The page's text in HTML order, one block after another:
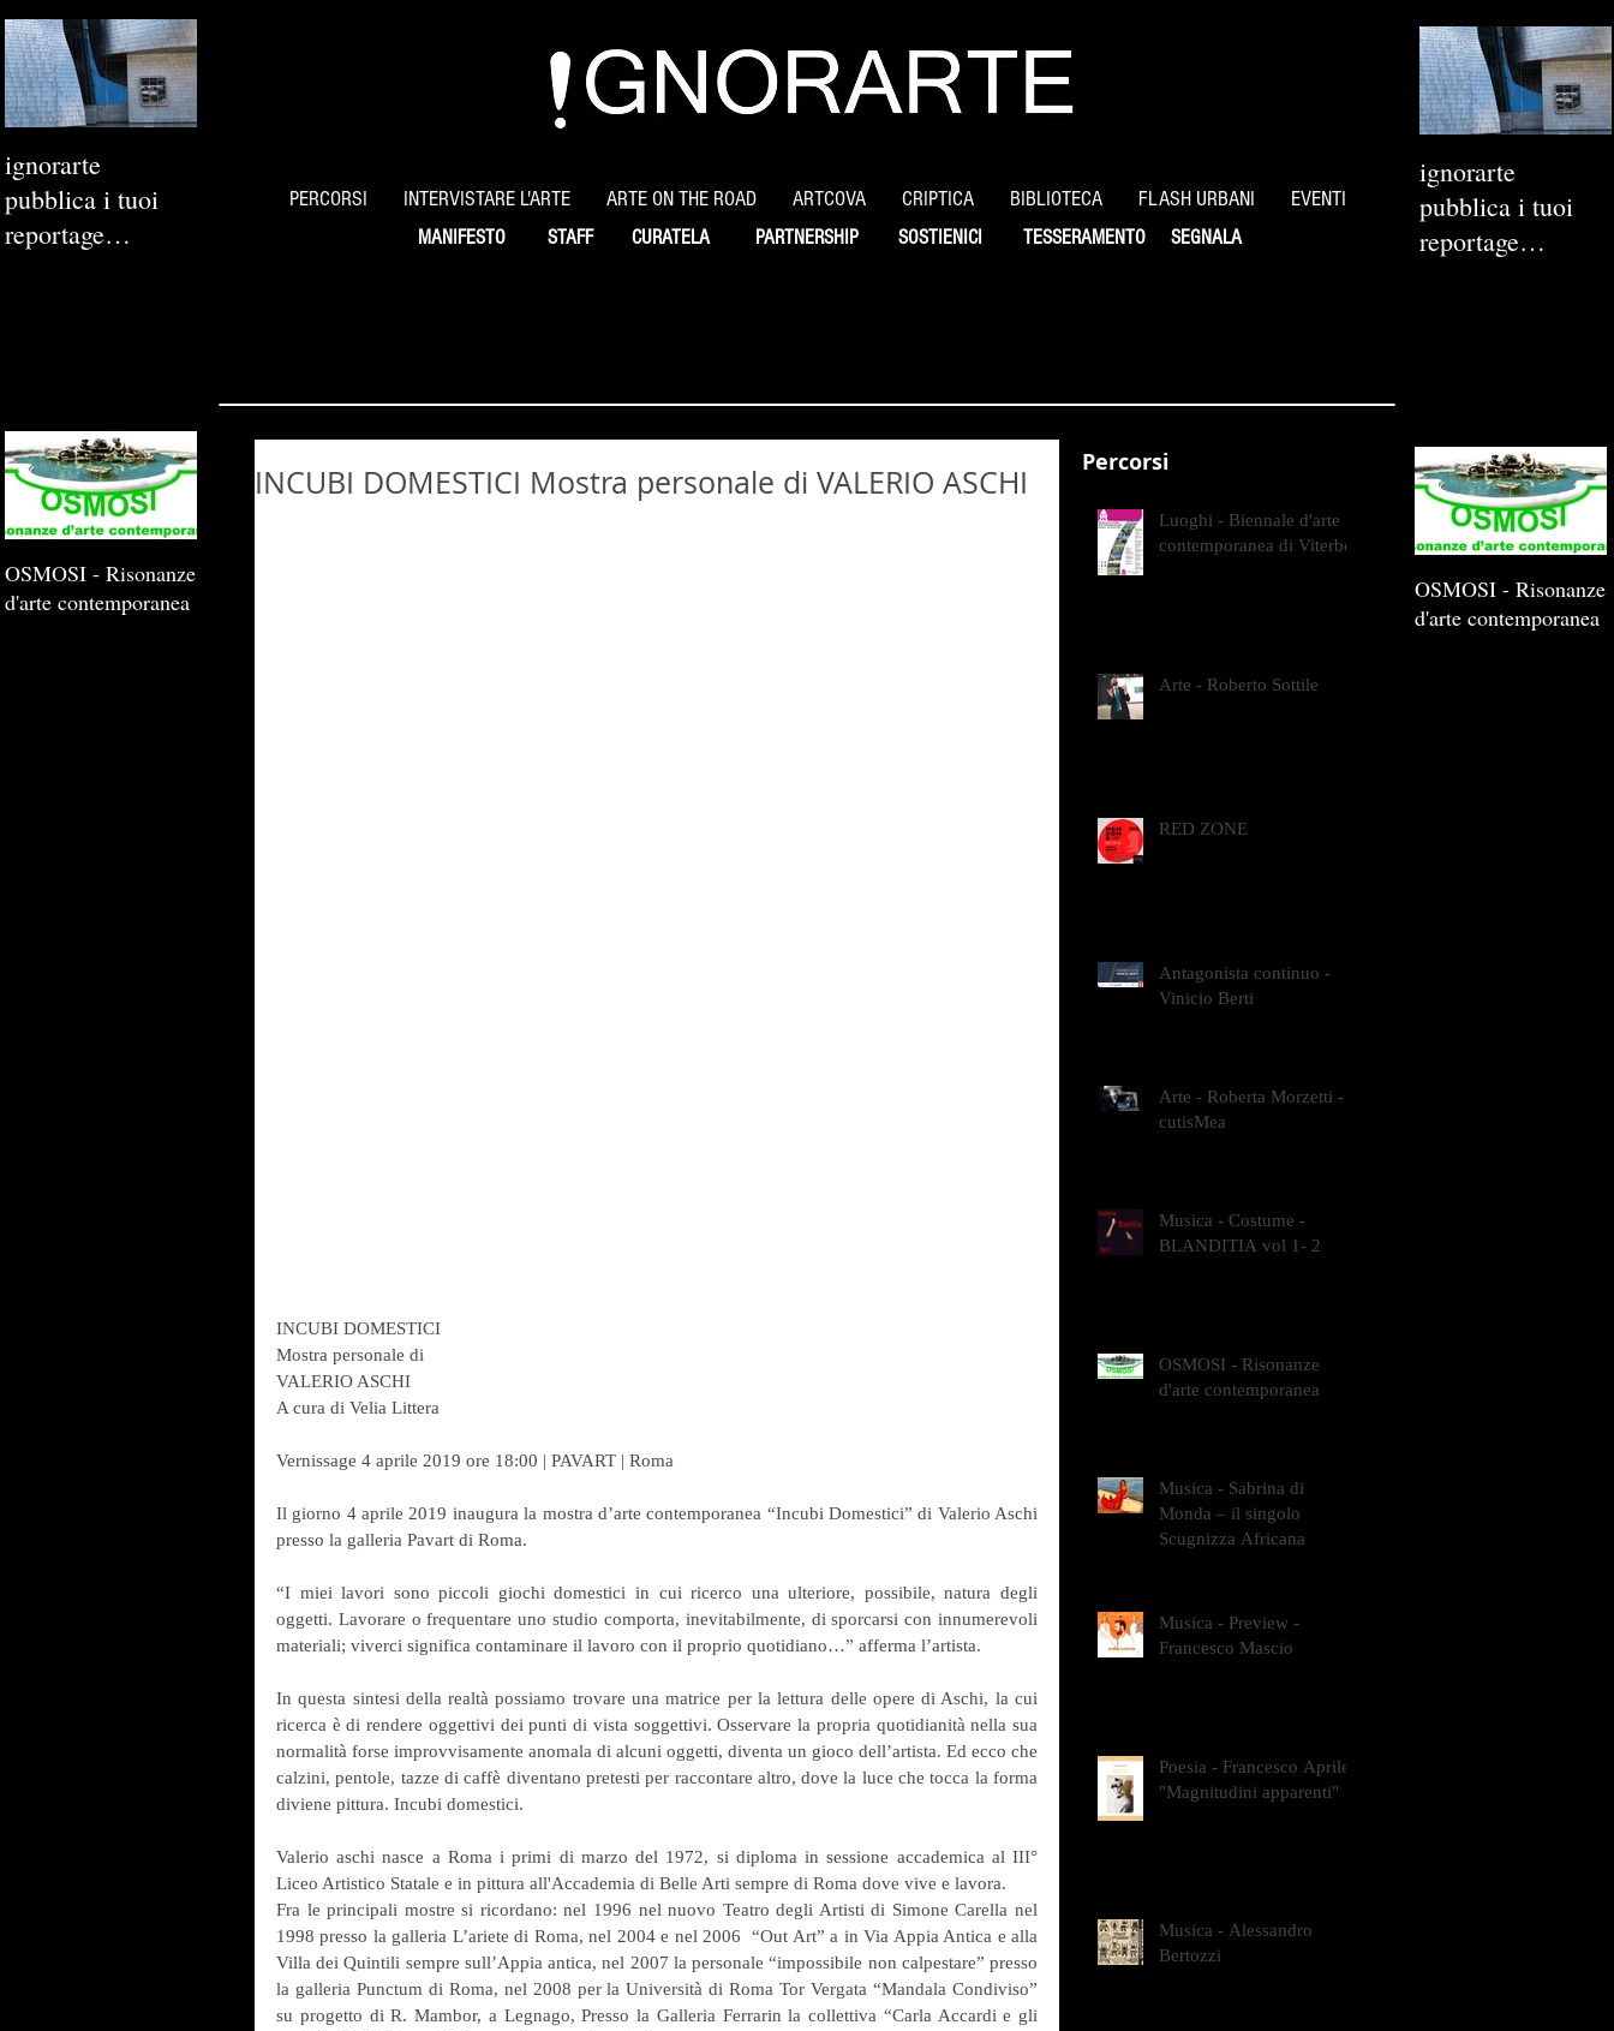
ignorarte
pubblica i tuoi
reportage
PERCORSI INTERVISTARE L'ARTE ARTE ON THE ROAD ARTCOVA CRIPTICA BIBLIOTECA FLASH URBANI EVENTI
MANIFESTO STAFF CURATELA PARTNERSHIP SOSTIENICI SEGNALA
TESSERAMENTO
ignorarte
pubblica i tuoi
reportage
INCUBI DOMESTICI Mostra personale di VALERIO ASCHI
INCUBI DOMESTICI
Mostra personale di
VALERIO ASCHI
A cura di Velia Littera
Vernissage 4 aprile 2019 ore 18:00 | PAVART | Roma
Il giorno 4 aprile 2019 inaugura la mostra d’arte contemporanea “Incubi Domestici” di Valerio Aschi
presso la galleria Pavart di Roma.
“I miei lavori sono piccoli giochi domestici in cui ricerco una ulteriore, possibile, natura degli
oggetti. Lavorare o frequentare uno studio comporta, inevitabilmente, di sporcarsi con innumerevoli
materiali; viverci significa contaminare il lavoro con il proprio quotidiano…” afferma l’artista.
In questa sintesi della realtà possiamo trovare una matrice per la lettura delle opere di Aschi, la cui
ricerca è di rendere oggettivi dei punti di vista soggettivi. Osservare la propria quotidianità nella sua
normalità forse improvvisamente anomala di alcuni oggetti, diventa un gioco dell’artista. Ed ecco che
calzini, pentole, tazze di caffè diventano pretesti per raccontare altro, dove la luce che tocca la forma
diviene pittura. Incubi domestici.
Valerio aschi nasce a Roma i primi di marzo del 1972, si diploma in sessione accademica al III°
Liceo Artistico Statale e in pittura all'Accademia di Belle Arti sempre di Roma dove vive e lavora.
Fra le principali mostre si ricordano: nel 1996 nel nuovo Teatro degli Artisti di Simone Carella nel
1998 presso la galleria L’ariete di Roma, nel 2004 e nel 2006  “Out Art” a in Via Appia Antica e alla
Villa dei Quintili sempre sull’Appia antica, nel 2007 la personale “impossibile non calpestare” presso
la galleria Punctum di Roma, nel 2008 per la Università di Roma Tor Vergata “Mandala Condiviso”
su progetto di R. Mambor, a Legnago, Presso la Galleria Ferrarin la collettiva “Carla Accardi e gli
Percorsi
Luoghi - Biennale d'arte
contemporanea di Viterbo
Arte - Roberto Sottile
RED ZONE
Antagonista continuo -
Vinicio Berti
Arte - Roberta Morzetti -
cutisMea
Musica - Costume -
BLANDITIA vol 1- 2
OSMOSI - Risonanze
d'arte contemporanea
Musica - Sabrina di
Monda – il singolo
Scugnizza Africana
Musica - Preview -
Francesco Mascio
Poesia - Francesco Aprile -
"Magnitudini apparenti"
Musica - Alessandro
Bertozzi
OSMOSI - Risonanze
d'arte contemporanea
OSMOSI - Risonanze
d'arte contemporanea